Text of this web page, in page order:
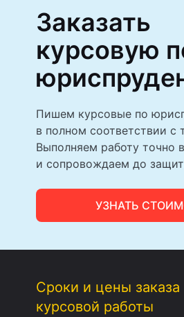
Заказать
курсовую
Пишем курсовые по
в полном соответствии с
Выполняем работу точно
и сопровождаем до
УЗНАТЬ
Сроки и цены заказа
курсовой работы